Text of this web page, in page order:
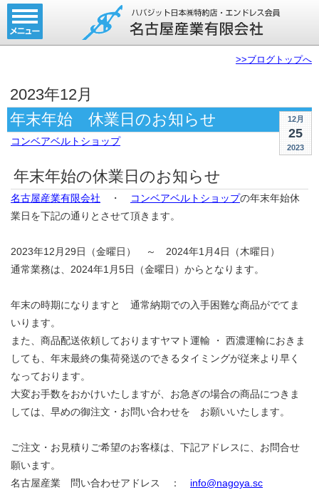
ホーム
コンベアベルト
モジュラーベルト
メカファースト
取扱商品一覧
コンベアベルトショップ
会社案内
>>ブログトップへ
2023年12月
12月
25
2023
年末年始 休業日のお知らせ
コンベアベルトショップ
年末年始の休業日のお知らせ
名古屋産業有限会社 ・ コンベアベルトショップの年末年始休
業日を下記の通りとさせて頂きます。
2023年12月29日（金曜日） ～ 2024年1月4日（木曜日）
通常業務は、2024年1月5日（金曜日）からとなります。
年末の時期になりますと 通常納期での入手困難な商品がでてま
いります。
また、商品配送依頼しておりますヤマト運輸 ・ 西濃運輸におきま
しても、年末最終の集荷発送のできるタイミングが従来より早く
なっております。
大変お手数をおかけいたしますが、お急ぎの場合の商品につきま
しては、早めの御注文・お問い合わせを お願いいたします。
ご注文・お見積りご希望のお客様は、下記アドレスに、お問合せ
願います。
名古屋産業 問い合わせアドレス ： info@nagoya.sc